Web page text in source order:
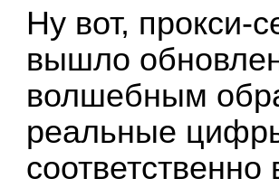
Ну вот, прокси-
вышло
волшебным
реальные